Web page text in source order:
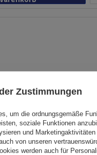
Zustimmungen
um die ordnungsgemäße
soziale Funktionen
und
von unseren
werden auch für